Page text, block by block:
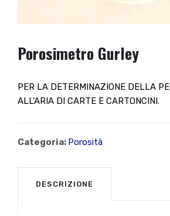
Porosimetro Gurley
PER LA DETERMINAZIONE DELLA
ALL’ARIA DI CARTE E CARTONCINI.
Categoria: Porosità
DESCRIZIONE